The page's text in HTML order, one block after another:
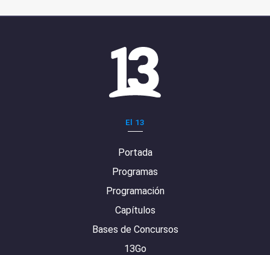
El 13
Portada
Programas
Programación
Capítulos
Bases de Concursos
13Go